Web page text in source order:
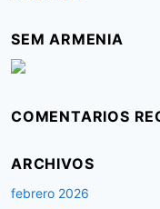
SEM ARMENIA
COMENTARIOS
ARCHIVOS
febrero 2026